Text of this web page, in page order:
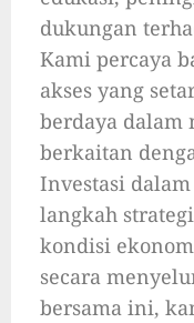
dukungan
Kami percaya
akses yang
berdaya dalam
berkaitan
Investasi
langkah
kondisi
secara
bersama ini,